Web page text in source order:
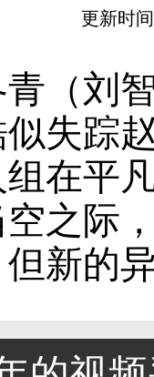
更新时
（刘
失踪
在平
之际，
新的